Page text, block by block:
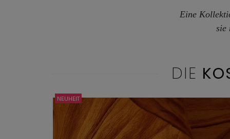
Eine
sie
DIE
NEUHEIT